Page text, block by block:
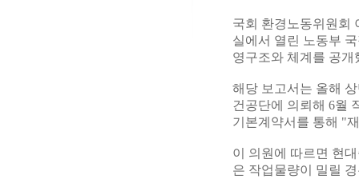
국회 환경노동위원회
실에서 열린 노동부
영구조와 체계를 공개
해당 보고서는 올해
건공단에 의뢰해 6월
기본계약서를 통해 "
이 의원에 따르면 현
은 작업물량이 밀릴